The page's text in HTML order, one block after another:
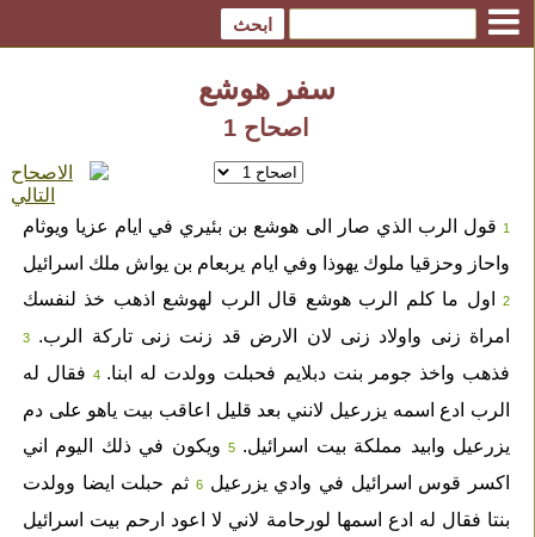
سفر هوشع
اصحاح 1
1قول الرب الذي صار الى هوشع بن بئيري في ايام عزيا ويوثام
واحاز وحزقيا ملوك يهوذا وفي ايام يربعام بن يواش ملك اسرائيل
2اول ما كلم الرب هوشع قال الرب لهوشع اذهب خذ لنفسك
امراة زنى واولاد زنى لان الارض قد زنت زنى تاركة الرب.
3
فذهب واخذ جومر بنت دبلايم فحبلت وولدت له ابنا. 4فقال له
الرب ادع اسمه يزرعيل لانني بعد قليل اعاقب بيت ياهو على دم
يزرعيل وابيد مملكة بيت اسرائيل. 5ويكون في ذلك اليوم اني
اكسر قوس اسرائيل في وادي يزرعيل 6ثم حبلت ايضا وولدت
بنتا فقال له ادع اسمها لورحامة لاني لا اعود ارحم بيت اسرائيل